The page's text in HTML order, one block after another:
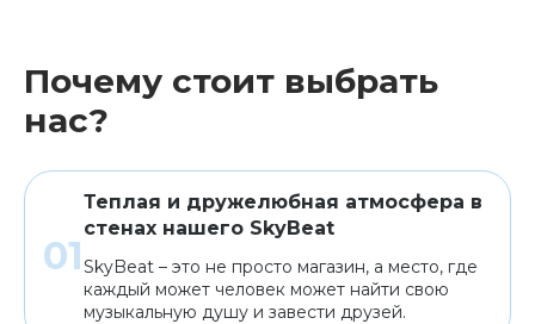
Почему стоит выбрать
нас?
Теплая и дружелюбная атмосфера в
стенах нашего SkyBeat
SkyBeat – это не просто магазин, а место, где
каждый может человек может найти свою
музыкальную душу и завести друзей.